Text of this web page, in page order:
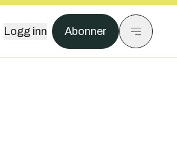
Logg inn Abonner